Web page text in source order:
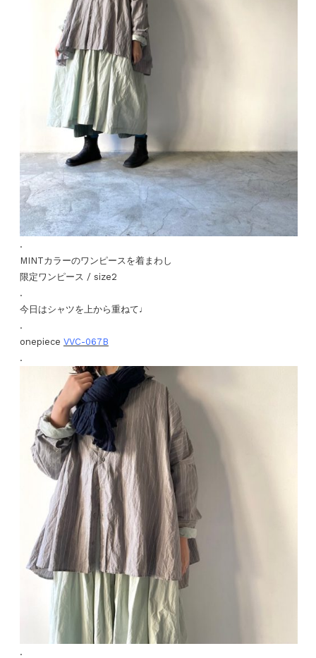
.
MINTカラーのワンピースを着まわし
限定ワンピース / size2
.
今日はシャツを上から重ねて♩
.
onepiece VVC-067B
.
.